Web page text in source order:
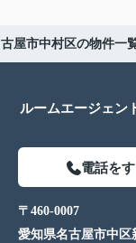
屋市中村区の物件一
ルームエージェン
電話を
〒460-0007
愛知県名古屋市中区